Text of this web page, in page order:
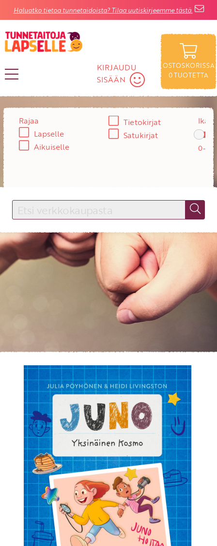
Haluatko tietoa tunnetaidoista? Tilaa uutiskirjeemme tästä.
KIRJAUDU
SISÄÄN
OSTOSKORISSA
0TUOTETTA
Käyttäjätunnus
Unohtuiko salasana?
KIRJAUDU SISÄÄN
Etkö ole vielä asiakkaamme?
Luo asiakastili tästä!
Rajaa
Lapselle
Aikuiselle
Tietokirjat
Satukirjat
Ikä: